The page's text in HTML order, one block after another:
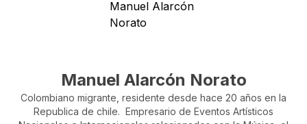
Manuel Alarcón Norato
Colombiano migrante, residente desde hace 20 años en la
Republica de chile. Empresario de Eventos Artísticos